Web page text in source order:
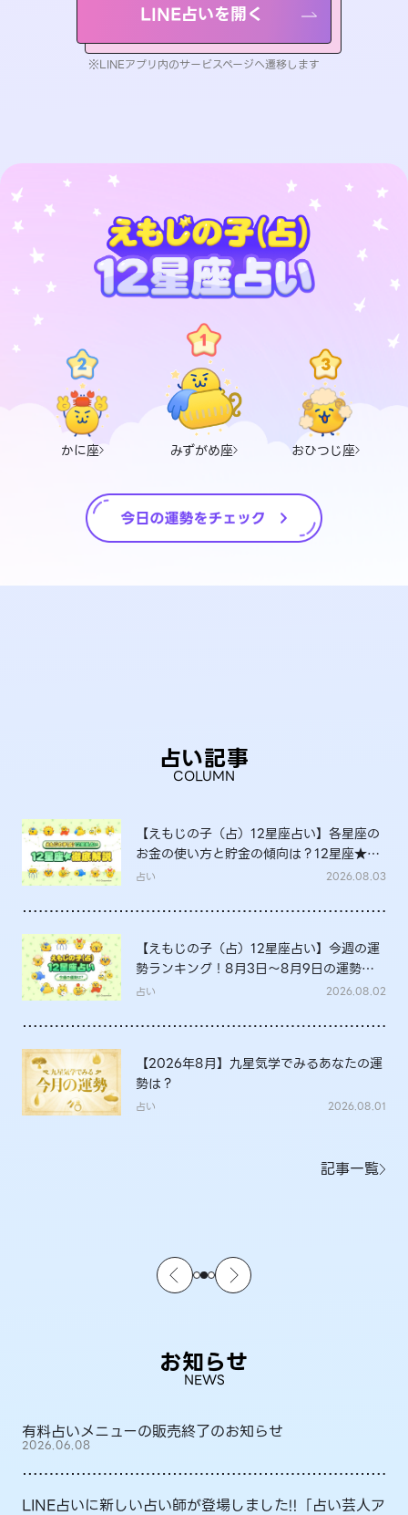
LINE占いを開く
※LINEアプリ内のサービスページへ遷移します
かに座 みずがめ座 おひつじ座
占い記事
COLUMN
【えもじの子（占）12星座占い】各星座の
お金の使い方と貯金の傾向は？12星座★徹
底解説
占い 2026.08.03
【えもじの子（占）12星座占い】今週の運
勢ランキング！8月3日～8月9日の運勢
は？
占い 2026.08.02
【2026年8月】九星気学でみるあなたの運
勢は？
占い 2026.08.01
記事一覧
お知らせ
NEWS
有料占いメニューの販売終了のお知らせ
2026.06.08
LINE占いに新しい占い師が登場しました!!「占い芸人ア